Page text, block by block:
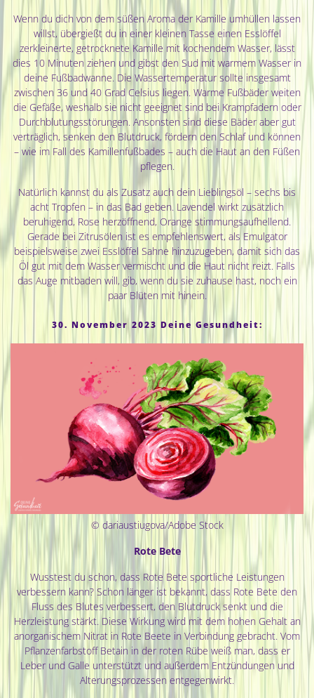
Wenn du dich von dem süßen Aroma der Kamille umhüllen lassen
willst, übergießt du in einer kleinen Tasse einen Esslöffel
zerkleinerte, getrocknete Kamille mit kochendem Wasser, lässt
dies 10 Minuten ziehen und gibst den Sud mit warmem Wasser in
deine Fußbadwanne. Die Wassertemperatur sollte insgesamt
zwischen 36 und 40 Grad Celsius liegen. Warme Fußbäder weiten
die Gefäße, weshalb sie nicht geeignet sind bei Krampfadern oder
Durchblutungsstörungen. Ansonsten sind diese Bäder aber gut
verträglich, senken den Blutdruck, fördern den Schlaf und können
– wie im Fall des Kamillenfußbades – auch die Haut an den Füßen
pflegen.
Natürlich kannst du als Zusatz auch dein Lieblingsöl – sechs bis
acht Tropfen – in das Bad geben. Lavendel wirkt zusätzlich
beruhigend, Rose herzöffnend, Orange stimmungsaufhellend.
Gerade bei Zitrusölen ist es empfehlenswert, als Emulgator
beispielsweise zwei Esslöffel Sahne hinzuzugeben, damit sich das
Öl gut mit dem Wasser vermischt und die Haut nicht reizt. Falls
das Auge mitbaden will, gib, wenn du sie zuhause hast, noch ein
paar Blüten mit hinein.
30. November 2023 Deine Gesundheit:
© dariaustiugova/Adobe Stock
Rote Bete
Wusstest du schon, dass Rote Bete sportliche Leistungen
verbessern kann? Schon länger ist bekannt, dass Rote Bete den
Fluss des Blutes verbessert, den Blutdruck senkt und die
Herzleistung stärkt. Diese Wirkung wird mit dem hohen Gehalt an
anorganischem Nitrat in Rote Beete in Verbindung gebracht. Vom
Pflanzenfarbstoff Betain in der roten Rübe weiß man, dass er
Leber und Galle unterstützt und außerdem Entzündungen und
Alterungsprozessen entgegenwirkt.